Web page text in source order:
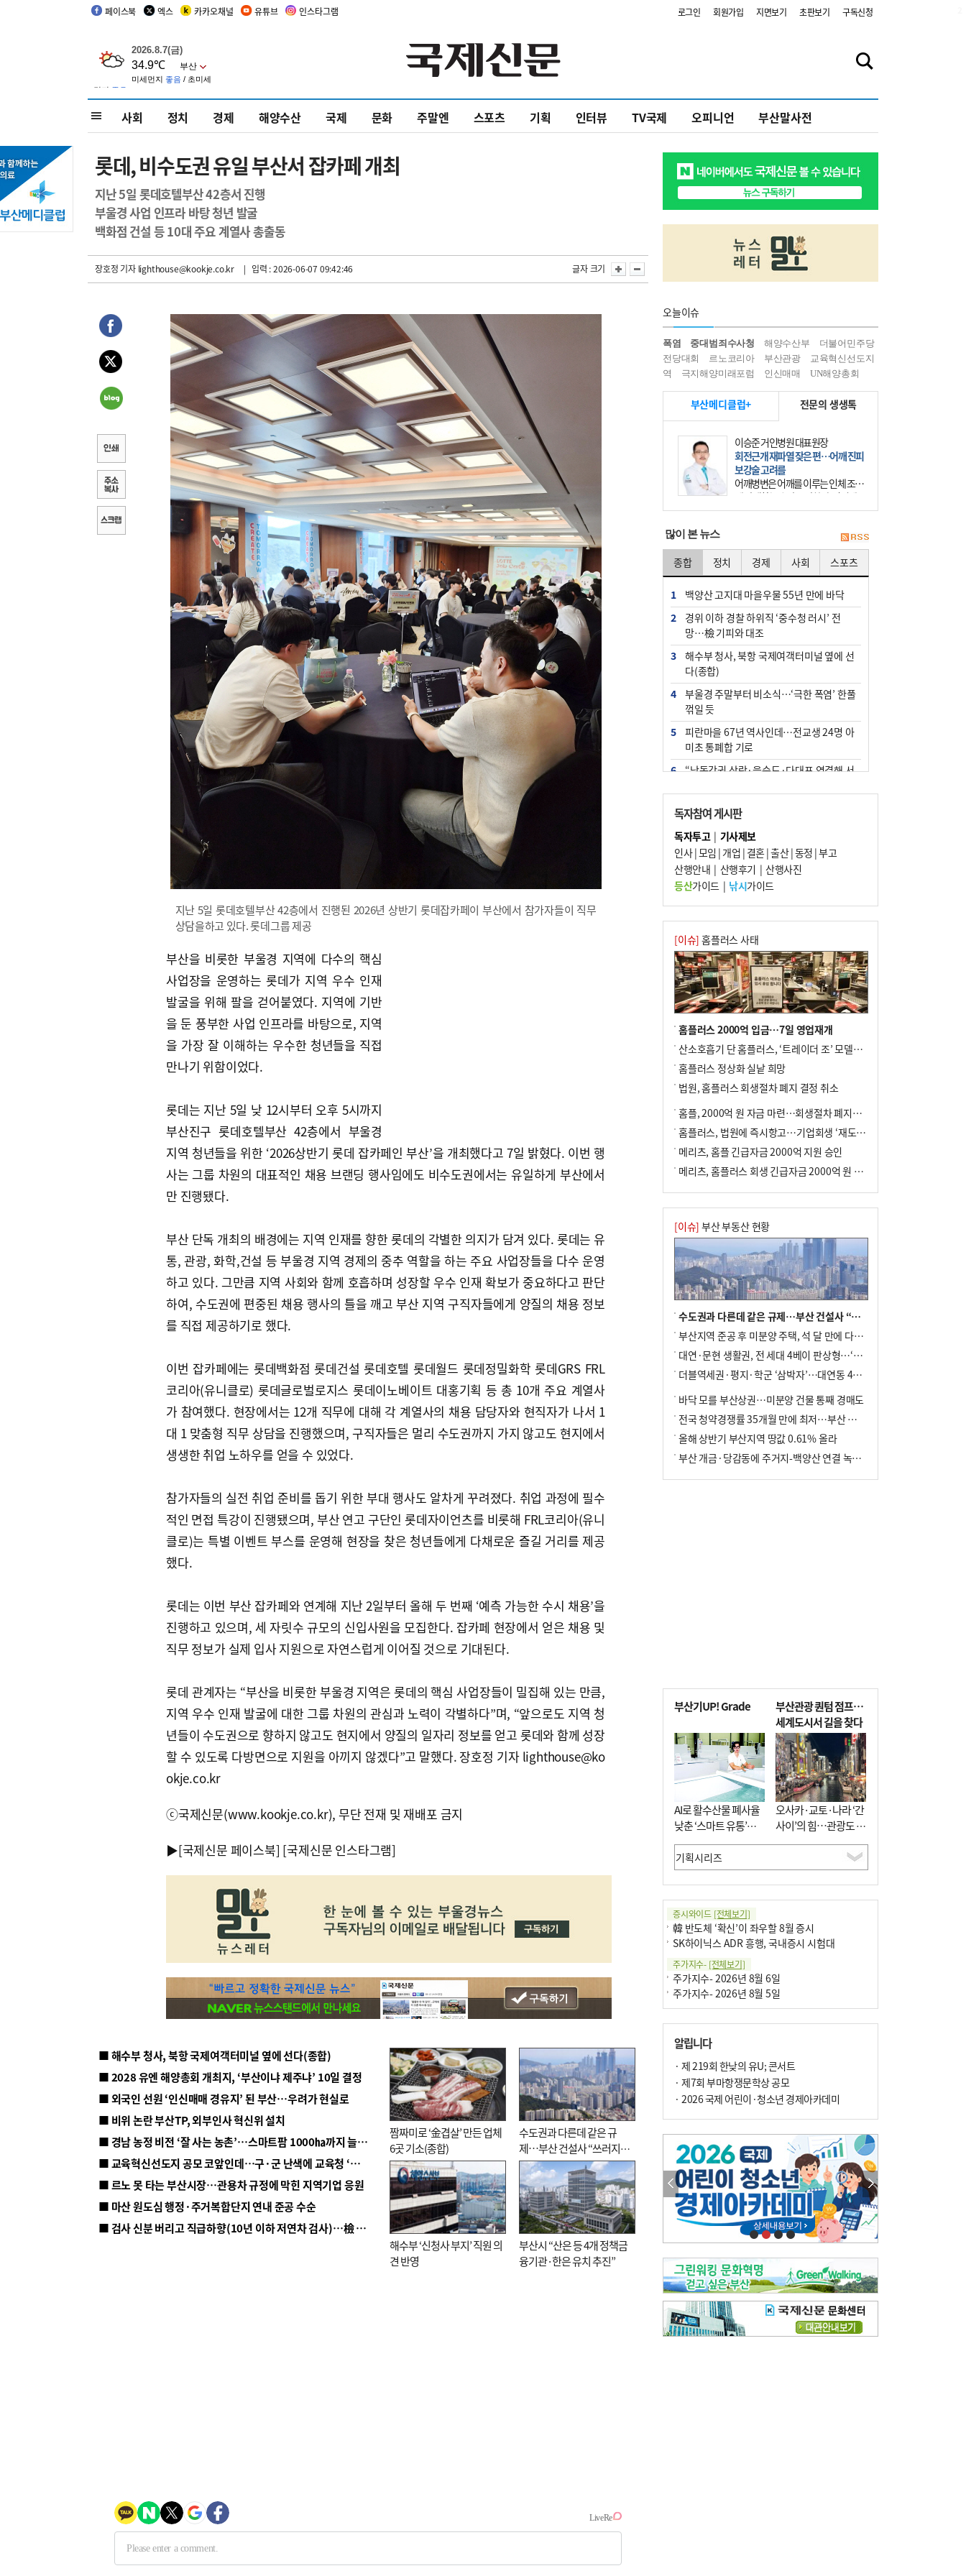
페이스북 엑스 카카오채널 유튜브 인스타그램 로그인 회원가입 지면보기 초판보기 구독신청
사회 정치 경제 해양수산 국제 문화 주말엔 스포츠 기획 인터뷰 TV국제 오피니언 부산말사전
롯데, 비수도권 유일 부산서 잡카페 개최
지난 5일 롯데호텔부산 42층서 진행
부울경 사업 인프라 바탕 청년 발굴
백화점 건설 등 10대 주요 계열사 총출동
장호정 기자lighthouse@kookje.co.kr | 입력 : 2026-06-07 09:42:46 글자 크기
지난 5일 롯데호텔부산 42층에서 진행된 2026년 상반기 롯데잡카페이 부산에서 참가자들이 직무
상담을하고 있다. 롯데그룹 제공
부산을 비롯한 부울경 지역에 다수의 핵심
사업장을 운영하는 롯데가 지역 우수 인재
발굴을 위해 팔을 걷어붙였다. 지역에 기반
을 둔 풍부한 사업 인프라를 바탕으로, 지역
을 가장 잘 이해하는 우수한 청년들을 직접
만나기 위함이었다.
롯데는 지난 5일 낮 12시부터 오후 5시까지
부산진구 롯데호텔부산 42층에서 부울경
지역 청년들을 위한 ‘2026상반기 롯데 잡카페인 부산’을 개최했다고 7일 밝혔다. 이번 행
사는 그룹 차원의 대표적인 채용 브랜딩 행사임에도 비수도권에서는 유일하게 부산에서
만 진행됐다.
부산 단독 개최의 배경에는 지역 인재를 향한 롯데의 각별한 의지가 담겨 있다. 롯데는 유
통, 관광, 화학,건설 등 부울경 지역 경제의 중추 역할을 하는 주요 사업장들을 다수 운영
하고 있다. 그만큼 지역 사회와 함께 호흡하며 성장할 우수 인재 확보가 중요하다고 판단
하여, 수도권에 편중된 채용 행사의 틀을 깨고 부산 지역 구직자들에게 양질의 채용 정보
를 직접 제공하기로 했다.
이번 잡카페에는 롯데백화점 롯데건설 롯데호텔 롯데월드 롯데정밀화학 롯데GRS FRL
코리아(유니클로) 롯데글로벌로지스 롯데이노베이트 대홍기획 등 총 10개 주요 계열사
가 참여했다. 현장에서는 12개 직무에 대해 각 계열사의 채용 담당자와 현직자가 나서 1
대 1 맞춤형 직무 상담을 진행했으며, 구직자들은 멀리 수도권까지 가지 않고도 현지에서
생생한 취업 노하우를 얻을 수 있었다.
참가자들의 실전 취업 준비를 돕기 위한 부대 행사도 알차게 꾸려졌다. 취업 과정에 필수
적인 면접 특강이 진행됐으며, 부산 연고 구단인 롯데자이언츠를 비롯해 FRL코리아(유니
클로)는 특별 이벤트 부스를 운영해 현장을 찾은 청년들에게 다채로운 즐길 거리를 제공
했다.
롯데는 이번 부산 잡카페와 연계해 지난 2일부터 올해 두 번째 ‘예측 가능한 수시 채용’을
진행하고 있으며, 세 자릿수 규모의 신입사원을 모집한다. 잡카페 현장에서 얻은 채용 및
직무 정보가 실제 입사 지원으로 자연스럽게 이어질 것으로 기대된다.
롯데 관계자는 “부산을 비롯한 부울경 지역은 롯데의 핵심 사업장들이 밀집해 있는 만큼,
지역 우수 인재 발굴에 대한 그룹 차원의 관심과 노력이 각별하다”며, “앞으로도 지역 청
년들이 수도권으로 향하지 않고도 현지에서 양질의 일자리 정보를 얻고 롯데와 함께 성장
할 수 있도록 다방면으로 지원을 아끼지 않겠다”고 말했다. 장호정 기자 lighthouse@ko
okje.co.kr
ⓒ국제신문(www.kookje.co.kr), 무단 전재 및 재배포 금지
▶[국제신문 페이스북] [국제신문 인스타그램]
■ 해수부 청사, 북항 국제여객터미널 옆에 선다(종합)
■ 2028 유엔 해양총회 개최지, ‘부산이냐 제주냐’ 10일 결정
■ 외국인 선원 ‘인신매매 경유지’ 된 부산…우려가 현실로
■ 비위 논란 부산TP, 외부인사 혁신위 설치
■ 경남 농정 비전 ‘잘 사는 농촌’…스마트팜 1000㏊까지 늘린다
■ 교육혁신선도지 공모 코앞인데…구·군 난색에 교육청 ‘쩔쩔’
■ 르노 못 타는 부산시장…관용차 규정에 막힌 지역기업 응원
■ 마산 원도심 행정·주거복합단지 연내 준공 수순
■ 검사 신분 버리고 직급하향(10년 이하 저연차 검사)…檢 중수청행 기피
짬짜미로 ‘金겹살’ 만든 업체
6곳 기소(종합)
수도권과 다른데 같은 규
제…부산 건설사 “쓰러지기
직전”
해수부 ‘신청사 부지’ 직원 의
견 반영
부산시 “산은 등 4개 정책금
융기관·한은 유치 추진”
오늘이슈
폭염 중대범죄수사청 해양수산부
더불어민주당
전당대회
르노코리아 부산관광
교육혁신선도지
역
극지해양미래포럼 인신매매 UN해양총회
부산메디클럽+ 전문의 생생톡
이승준 거인병원 대표원장
회전근개 재파열 잦은 편…어깨 진피
보강술 고려를
어깨병변은 어깨를 이루는 인체 조직
에 발생하는 손상을 말한다. 여기에
는 오십견과 회전근개 증후군, 어깨
많이 본 뉴스
종합 정치 경제 사회 스포츠
1
백양산 고지대 마을우물 55년 만에 바닥
2
경위 이하 경찰 하위직 ‘중수청 러시’ 전
망…檢 기피와 대조
3
해수부 청사, 북항 국제여객터미널 옆에 선
다(종합)
4
부울경 주말부터 비소식…‘극한 폭염’ 한풀
꺾일 듯
5
피란마을 67년 역사인데…전교생 24명 아
미초 통폐합 기로
6
“낙동강권 삼락·을숙도·다대포 연결해 서
7
오늘의 날씨- 2026년 8월 7일
8
[사설] 해수부 신청사 북항으로 확정, 해양
수도 도약의 전환점
9
외국인 선원 ‘인신매매 경유지’ 된 부산…
우려가 현실로
10 르노 못 타는 부산시장…관용차 규정에 막
힌 지역기업 응원
독자참여 게시판
독자투고| 기사제보
인사|모임 | 개업 | 결혼|출산|동정 |부고
산행안내 | 산행후기 | 산행사진
등산가이드| 낚시가이드
[이슈] 홈플러스 사태
홈플러스 2000억 입금…7일 영업재개
산소호흡기 단 홈플러스, ‘트레이더 조’ 모델로 살아날까
홈플러스 정상화 실낱 희망
법원, 홈플러스 회생절차 폐지 결정 취소
홈플, 2000억 원 자금 마련…회생절차 폐지에 즉시항고(종합)
홈플러스, 법원에 즉시항고…기업회생 ‘재도전’
메리츠, 홈플 긴급자금 2000억 지원 승인
메리츠, 홈플러스 회생 긴급자금 2000억 원 지원 승인
[이슈] 부산 부동산 현황
수도권과 다른데 같은 규제…부산 건설사 “쓰러지기 직전”
부산지역 준공 후 미분양 주택, 석 달 만에 다시 3000가구 넘어서
대연·문현 생활권, 전 세대 4베이 판상형…‘더샵 트리센트’ 내달 분양
더블역세권·평지·학군 ‘삼박자’…대연동 42층 브랜드 단지
바닥 모를 부산상권…미분양 건물 통째 경매도
전국 청약경쟁률 35개월 만에 최저…부산 미분양 ‘적체’ 심화
올해 상반기 부산지역 땅값 0.61% 올라
부산 개금·당감동에 주거지-백양산 연결 녹지 조성
부산기UP! Grade
AI로 활수산물 폐사율
낮춘 ‘스마트 유통’…
사막·산악지대 수출
도전
부산관광 퀀텀 점프…
세계도시서 길을 찾다
오사카·교토·나라 ‘간
사이’의 힘…관광도 뭉
쳐야 흥한다
증시와이드 [전체보기]
韓 반도체 ‘확신’이 좌우할 8월 증시
SK하이닉스 ADR 흥행, 국내증시 시험대
주가지수- [전체보기]
주가지수- 2026년 8월 6일
주가지수- 2026년 8월 5일
알립니다
· 제 219회 한낮의 유U; 콘서트
· 제7회 부마항쟁문학상 공모
· 2026 국제 어린이·청소년 경제아카데미